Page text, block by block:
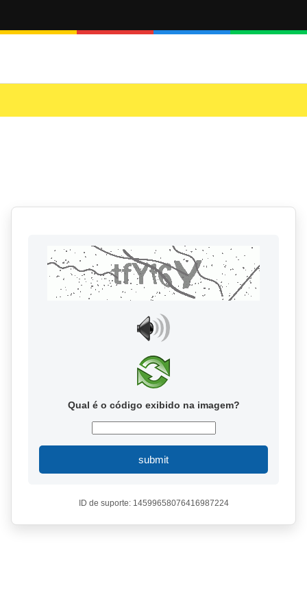
Qual é o código exibido na imagem?
submit
ID de suporte: 14599658076416987224